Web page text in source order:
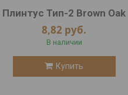
Плинтус Тип-2 Brown Oak
8,82 руб.
В наличии
Купить